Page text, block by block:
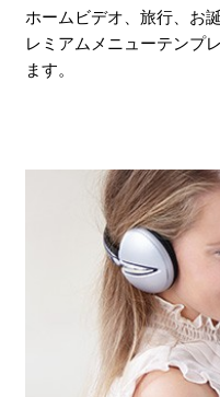
ホームビデオ、旅行、お
レミアムメニューテンプ
ます。